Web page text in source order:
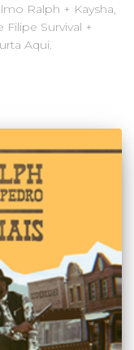
Ralph + Kaysha,
Survival +
Aqui.